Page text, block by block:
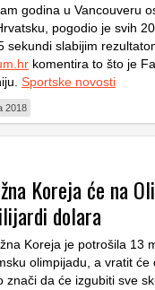
godina u Vancouveru
pogodio je svih
sekundi slabijim
komentira to što je
Sportske novosti
2018
Koreja će na
dolara
Koreja je potrošila 13
olimpijadu, a vratit će
znači da će izgubiti sve